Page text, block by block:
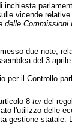
vicende
delle Commissioni
due note,
del 3
per il Controllo
8-terdel
l'utilizzo delle
gestione